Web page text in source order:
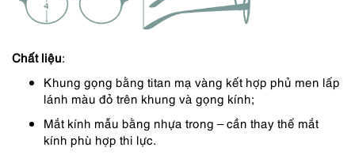
Chất liệu:
Khung gọng bằng titan mạ vàng kết hợp phủ men lấp
lánh màu đỏ trên khung và gọng kính;
Mắt kính mẫu bằng nhựa trong – cần thay thế mắt
kính phù hợp thi lực.